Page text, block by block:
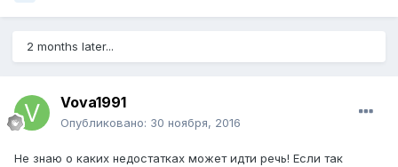
2 months later...
Vova1991
Опубликовано: 30 ноября, 2016
Не знаю о каких недостатках может идти речь! Если так